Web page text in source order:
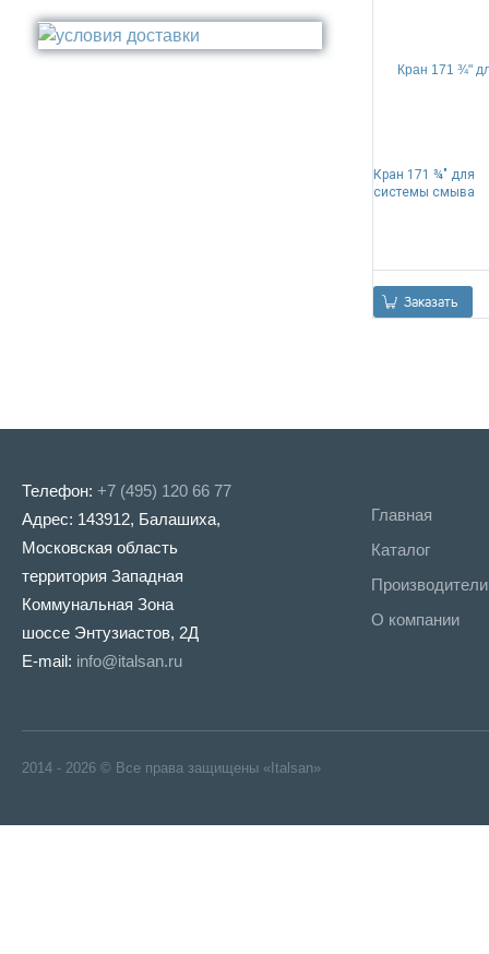
Стакан
Туалетный ёрш
Медь
Никель
Кран 171 ¾" для
системы смыва
Заказать
Телефон: +7 (495) 120 66 77
Адрес: 143912, Балашиха,
Московская область
территория Западная
Коммунальная Зона
шоссе Энтузиастов, 2Д
E-mail: info@italsan.ru
Главная
Каталог
Производители
О компании
2014 - 2026 © Все права защищены «Italsan»